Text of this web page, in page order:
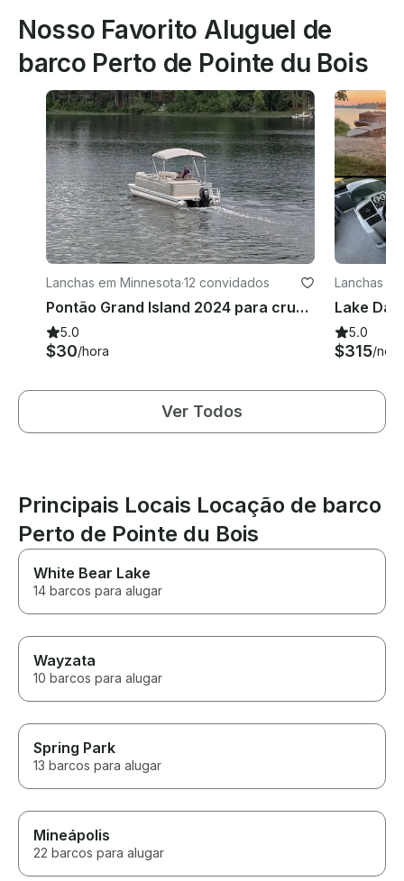
Nosso Favorito Aluguel de
barco Perto de Pointe du Bois
Lanchas em Minnesota·12 convidados
Pontão Grand Island 2024 para cruzeiro com conforto e estilo!
5.0
$30/hora
Lanchas
5.0
$315/
Ver Todos
Principais Locais Locação de barco
Perto de Pointe du Bois
White Bear Lake
14 barcos para alugar
Wayzata
10 barcos para alugar
Spring Park
13 barcos para alugar
Mineápolis
22 barcos para alugar